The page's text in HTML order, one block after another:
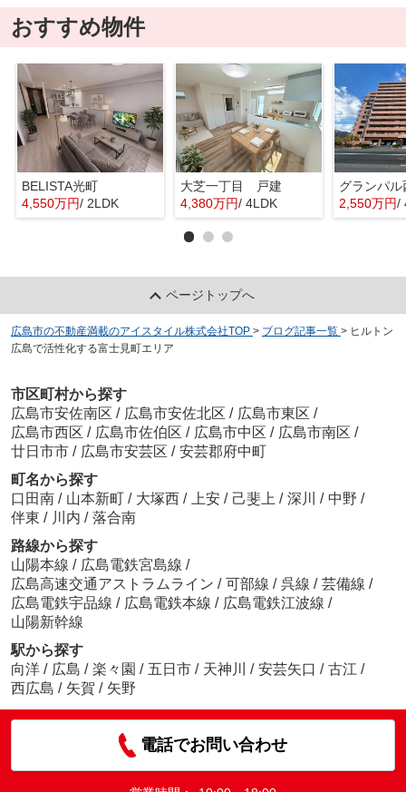
おすすめ物件
BELISTA光町
4,550万円/ 2LDK
大芝一丁目 戸建
4,380万円/ 4LDK
グランパル
2,550万円/
ページトップへ
広島市の不動産満載のアイスタイル株式会社TOP > ブログ記事一覧 > ヒルトン
広島で活性化する富士見町エリア
市区町村から探す
広島市安佐南区 / 広島市安佐北区 / 広島市東区 /
広島市西区 / 広島市佐伯区 / 広島市中区 / 広島市南区 /
廿日市市 / 広島市安芸区 / 安芸郡府中町
町名から探す
口田南 / 山本新町 / 大塚西 / 上安 / 己斐上 / 深川 / 中野 /
伴東 / 川内 / 落合南
路線から探す
山陽本線 / 広島電鉄宮島線 /
広島高速交通アストラムライン / 可部線 / 呉線 / 芸備線 /
広島電鉄宇品線 / 広島電鉄本線 / 広島電鉄江波線 /
山陽新幹線
駅から探す
向洋 / 広島 / 楽々園 / 五日市 / 天神川 / 安芸矢口 / 古江 /
西広島 / 矢賀 / 矢野
電話でお問い合わせ